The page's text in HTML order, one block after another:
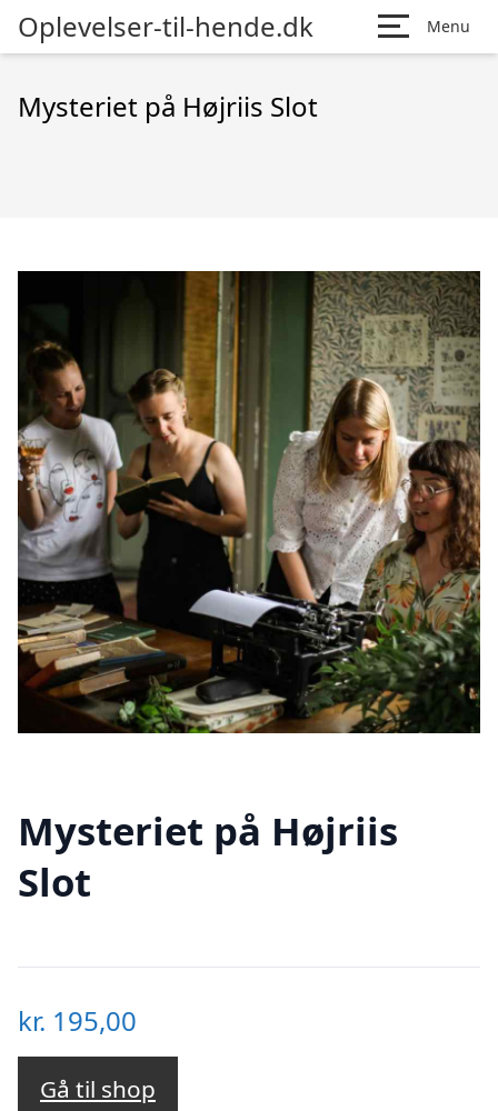
Oplevelser-til-hende.dk Menu
Mysteriet på Højriis Slot
Mysteriet på Højriis
Slot
kr. 195,00
Gå til shop